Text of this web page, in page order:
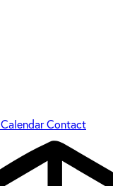
CalendarContact